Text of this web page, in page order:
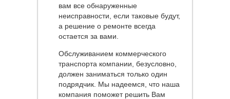
вам все обнаруженные
неисправности, если таковые будут,
а решение о ремонте всегда
остается за вами.
Обслуживанием коммерческого
транспорта компании, безусловно,
должен заниматься только один
подрядчик. Мы надеемся, что наша
компания поможет решить Вам